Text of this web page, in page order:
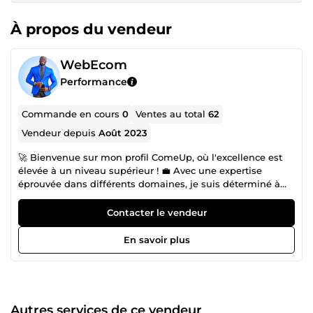
À propos du vendeur
WebEcom
Performance
Commande en cours0 Ventes au total62
Vendeur depuisAoût 2023
🚀 Bienvenue sur mon profil ComeUp, où l'excellence est
élevée à un niveau supérieur ! 💼 Avec une expertise
éprouvée dans différents domaines, je suis déterminé à
vous aider à surpasser vos concurrents et à dominer votre
marché en ligne. Des boutiques en ligne élégantes et
convaincantes, des sites web réactifs et optimisés, des
stratégies de référencement intelligemment conçues et
des campagnes de réseaux sociaux percutantes - voilà les
et des attentes de votre audience cible. Chaque étape de
Contacter le vendeur
En savoir plus